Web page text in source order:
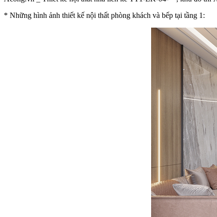
* Những hình ảnh thiết kế nội thất phòng khách và bếp tại tầng 1: